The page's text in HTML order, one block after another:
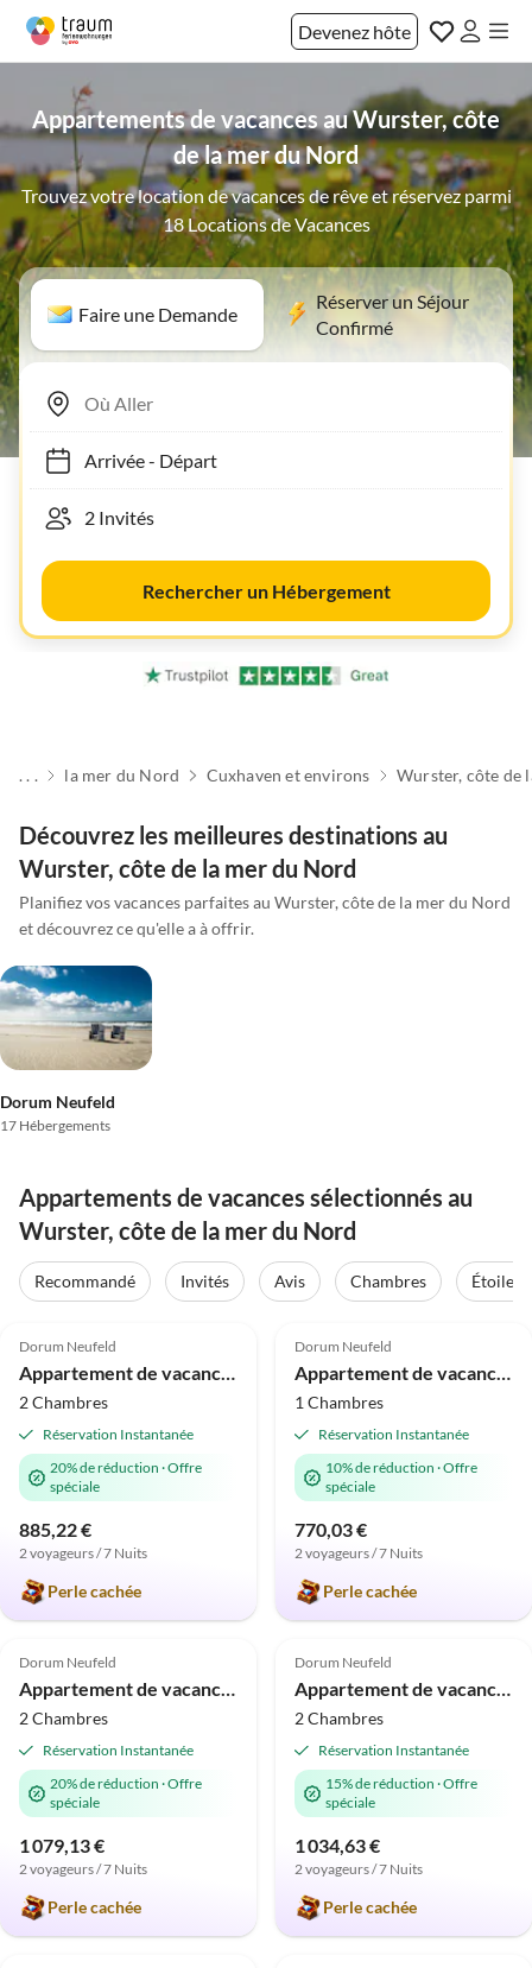
Devenez hôte
Appartements de vacances au Wurster, côte
de la mer du Nord
Trouvez votre location de vacances de rêve et réservez parmi
18 Locations de Vacances
Faire une Demande
Réserver un Séjour
Confirmé
Arrivée- Départ
Rechercher un Hébergement
. . . la mer du Nord Cuxhaven et environs
Découvrez les meilleures destinations au
Wurster, côte de la mer du Nord
Planifiez vos vacances parfaites au Wurster, côte de la mer du Nord
et découvrez ce qu'elle a à offrir.
Dorum Neufeld
17 Hébergements
Appartements de vacances sélectionnés au
Wurster, côte de la mer du Nord
Recommandé Invités Avis Chambres
Étoiles
Dorum Neufeld
2 Chambres
Réservation Instantanée
20% de réduction ·Offre
spéciale
885,22 €
2 voyageurs / 7 Nuits
Perle cachée
Dorum Neufeld
1 Chambres
Réservation Instantanée
10% de réduction ·Offre
spéciale
770,03 €
2 voyageurs / 7 Nuits
Perle cachée
5.0 (11)
Dorum Neufeld
2 Chambres
Réservation Instantanée
20% de réduction ·Offre
spéciale
1 079,13 €
2 voyageurs / 7 Nuits
Perle cachée
5.0 (11)
Dorum Neufeld
2 Chambres
Réservation Instantanée
15% de réduction ·Offre
spéciale
1 034,63 €
2 voyageurs / 7 Nuits
Perle cachée
5.0 (11) 4.9 (9)